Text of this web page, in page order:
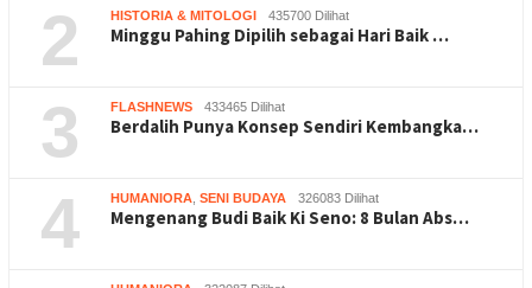
2 HISTORIA & MITOLOGI 435700 Dilihat
Minggu Pahing Dipilih sebagai Hari Baik …
3 FLASHNEWS 433465 Dilihat
Berdalih Punya Konsep Sendiri Kembangka…
4 HUMANIORA, SENI BUDAYA 326083 Dilihat
Mengenang Budi Baik Ki Seno: 8 Bulan Abs…